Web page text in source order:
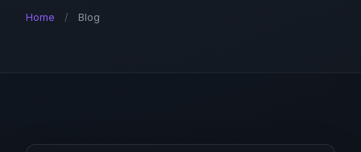
Home / Blog